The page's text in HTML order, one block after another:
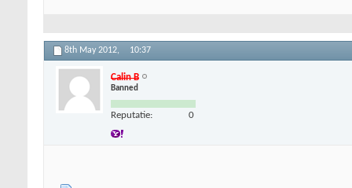
8th May 2012, 10:37
Calin B
Banned
Reputatie: 0